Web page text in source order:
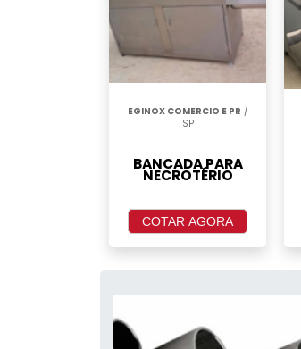
EGINOX COMERCIO E PR /
SP
BANCADA PARA
NECROTÉRIO
COTAR AGORA